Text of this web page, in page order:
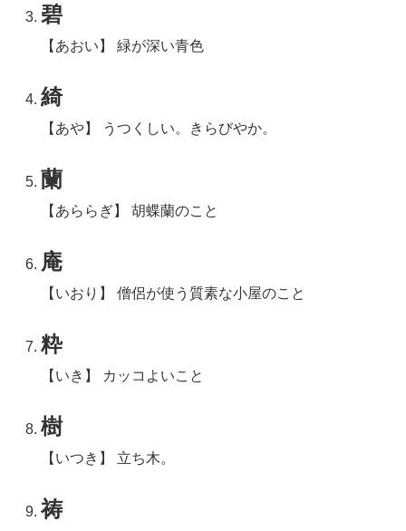
碧
【あおい】 緑が深い青色
綺
【あや】 うつくしい。きらびやか。
蘭
【あららぎ】 胡蝶蘭のこと
庵
【いおり】 僧侶が使う質素な小屋のこと
粋
【いき】 カッコよいこと
樹
【いつき】 立ち木。
祷